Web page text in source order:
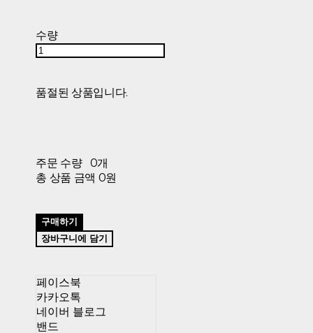
수량
품절된 상품입니다.
주문 수량
0개
총 상품 금액 0원
구매하기
장바구니에 담기
페이스북
카카오톡
네이버 블로그
밴드